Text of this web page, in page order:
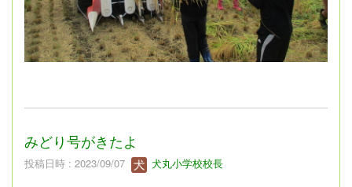
みどり号がきたよ
投稿日時 : 2023/09/07 犬丸小学校校長